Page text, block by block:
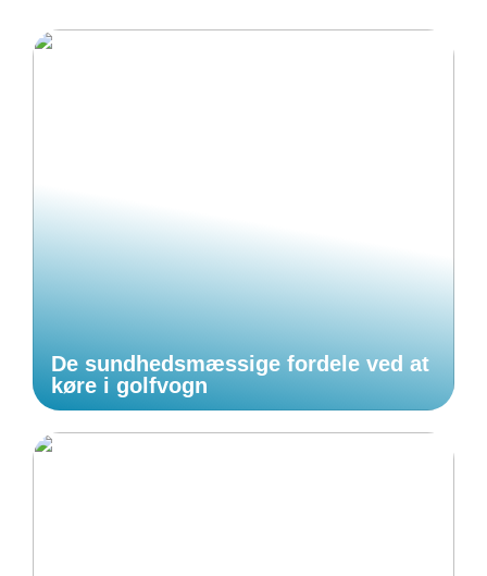
De sundhedsmæssige fordele ved at
køre i golfvogn